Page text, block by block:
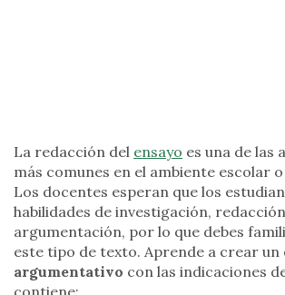
La redacción del ensayo es una de las
más comunes en el ambiente escolar
Los docentes esperan que los
habilidades de investigación,
argumentación, por lo que debes
este tipo de texto. Aprende a crear un
argumentativo con las indicaciones
contiene: